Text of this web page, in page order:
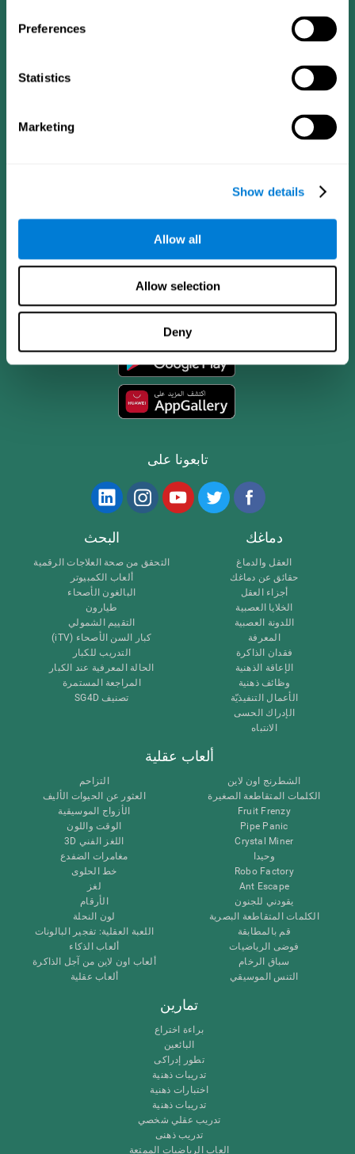
Preferences
Statistics
Marketing
Show details
Allow all
Allow selection
Deny
تطبيق CogniFit
تابعونا على
دماغك
العقل والدماغ
حقائق عن دماغك
أجزاء العقل
الخلايا العصبية
اللدونة العصبية
المعرفة
فقدان الذاكرة
الإعاقة الذهنية
وظائف ذهنية
الأعمال التنفيذيّة
الإدراك الحسى
الانتباه
البحث
التحقق من صحة العلاجات الرقمية
ألعاب الكمبيوتر
البالغون الأصحاء
طيارون
التقييم الشمولي
كبار السن الأصحاء (iTV)
التدريب للكبار
الحالة المعرفية عند الكبار
المراجعة المستمرة
تصنيف SG4D
ألعاب عقلية
الشطرنج اون لاين
الكلمات المتقاطعة الصغيرة
Fruit Frenzy
Pipe Panic
Crystal Miner
وحيدا
Robo Factory
Ant Escape
يقودني للجنون
الكلمات المتقاطعة البصرية
قم بالمطابقة
فوضى الرياضيات
سباق الرخام
التنس الموسيقي
التزاحم
العثور عن الحيوات الأليف
الأزواج الموسيقية
الوقت واللون
اللغز الفني 3D
مغامرات الضفدع
خط الحلوى
لغز
الأرقام
لون النحلة
اللعبة العقلية: تفجير البالونات
ألعاب الذكاء
ألعاب اون لاين من آجل الذاكرة
ألعاب عقلية
تمارين
براءة اختراع
البائعين
تطور إدراكى
تدريبات ذهنية
اختبارات ذهنية
تدريبات ذهنية
تدريب عقلي شخصي
تدريب ذهنى
العاب الرياضيات الممتعة